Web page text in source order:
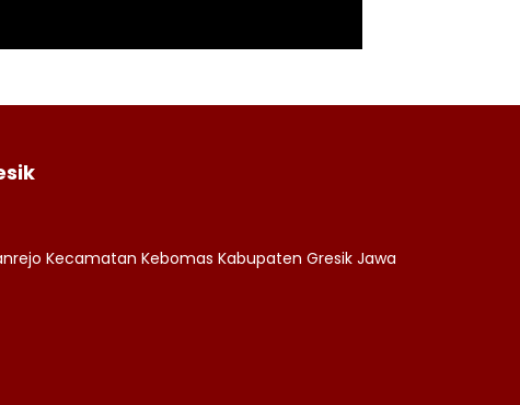
Kecamatan Kebomas Kabupaten Gresik Jawa